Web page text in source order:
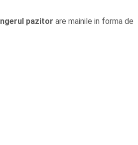
Ingerul pazitor are mainile in forma de